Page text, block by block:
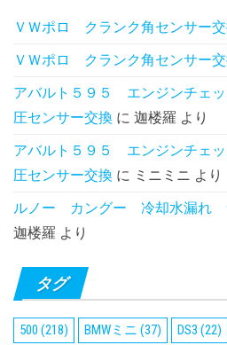
ＶＷポロ クランク角センサー
ＶＷポロ クランク角センサー
アバルト５９５ エンジンチェ
圧センサー交換 に 迦楼羅 より
アバルト５９５ エンジンチェ
圧センサー交換 に ミニミニ より
ルノー カングー 冷却水漏れ
迦楼羅 より
タグ
500 (218) BMWミニ (37) DS3 (22)